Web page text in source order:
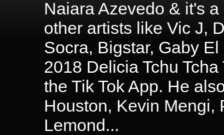
Naiara Azevedo & it's
other artists like Vic J,
Socra, Bigstar, Gaby
2018 Delicia Tchu
the Tik Tok App. He
Houston, Kevin Mengi,
Lemond...